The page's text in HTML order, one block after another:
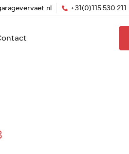
+31(0)115 530 211